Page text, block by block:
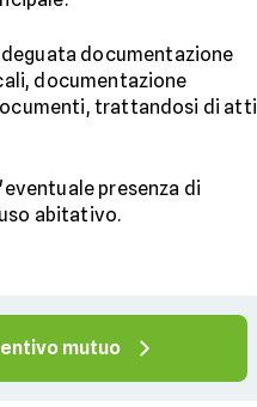
documentazione
documentazione
trattandosi di atti
presenza di
abitativo.
mutuo